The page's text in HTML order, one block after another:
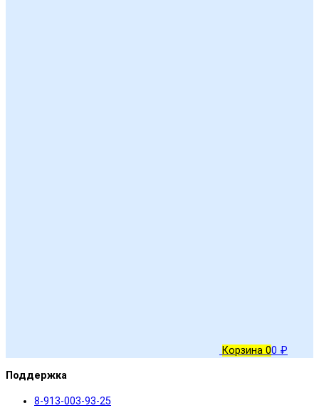
Корзина 00 ₽
Поддержка
8-913-003-93-25